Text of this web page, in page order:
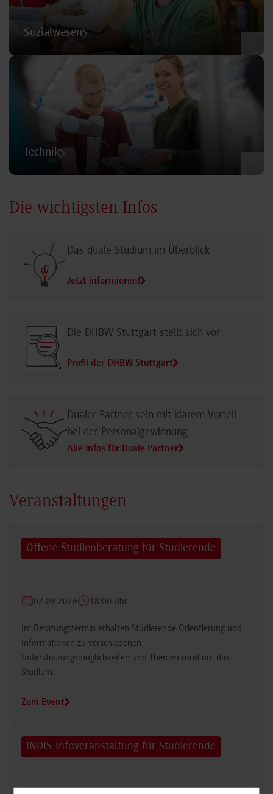
Sozialwesen
Technik
Die wichtigsten Infos
Das duale Studium im Überblick
Jetzt informieren!
Die DHBW Stuttgart stellt sich vor
Profil der DHBW Stuttgart
Dualer Partner sein mit klarem Vorteil
bei der Personalgewinnung
Alle Infos für Duale Partner
Veranstaltungen
Offene Studienberatung für Studierende
02.09.2026 18:00 Uhr
Im Beratungstermin erhalten Studierende Orientierung und
Informationen zu verschiedenen
Unterstützungsmöglichkeiten und Themen rund um das
Studium.
Zum Event
INDIS-Infoveranstaltung für Studierende